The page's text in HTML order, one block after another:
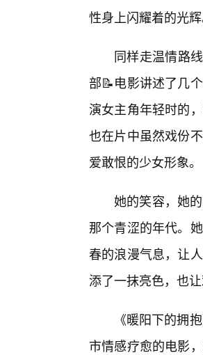
性身上闪耀着的光辉
同样走温情路
部📝电影讲述了几
演女主角年轻时的
也在片中虽然戏份
爱敢恨的少女形象。
她的笑容，她
那个青涩的年代。
春的浪漫气息，让
添了一抹亮色，也
《暖阳下的拥
市情感疗愈的电影